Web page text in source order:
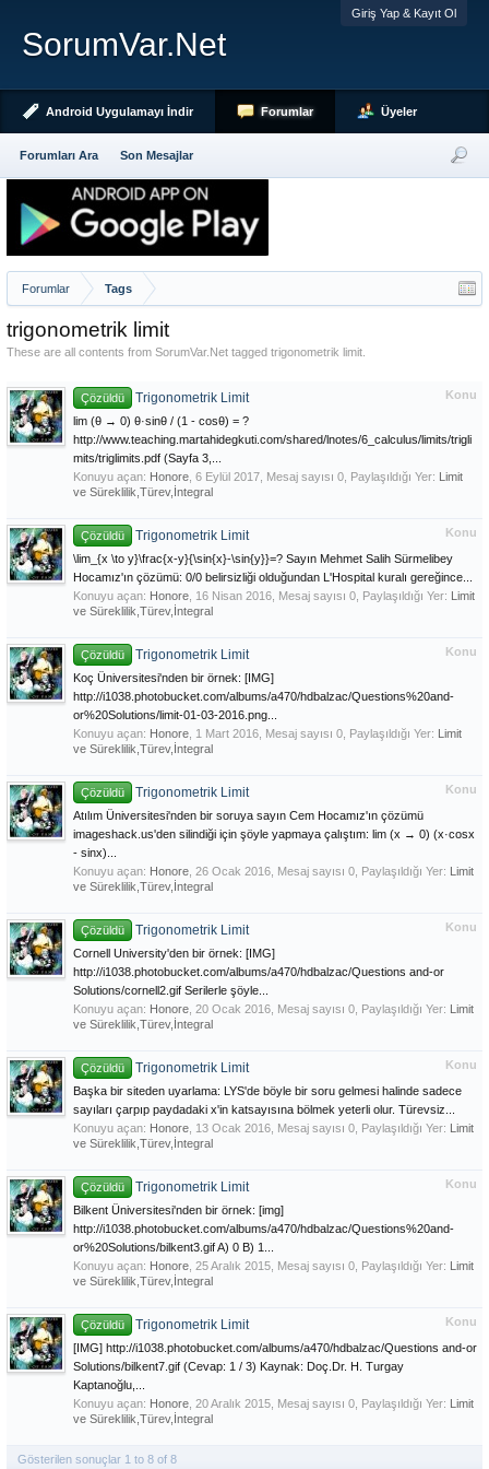
Giriş Yap & Kayıt Ol
Forumlar Tags
trigonometrik limit
These are all contents from SorumVar.Net tagged trigonometrik limit.
Konu
Çözüldü Trigonometrik Limit
lim (θ → 0) θ·sinθ / (1 - cosθ) = ?
http://www.teaching.martahidegkuti.com/shared/lnotes/6_calculus/limits/trigli
mits/triglimits.pdf (Sayfa 3,...
Konuyu açan: Honore 6 Eylül 2017 , Mesaj sayısı 0, Paylaşıldığı Yer: Limit
ve Süreklilik,Türev,İntegral
Konu
Çözüldü Trigonometrik Limit
\lim_{x \to y}\frac{x-y}{\sin{x}-\sin{y}}=? Sayın Mehmet Salih Sürmelibey
Hocamız'ın çözümü: 0/0 belirsizliği olduğundan L'Hospital kuralı gereğince...
Konuyu açan: Honore 16 Nisan 2016 , Mesaj sayısı 0, Paylaşıldığı Yer: Limit
ve Süreklilik,Türev,İntegral
Konu
Çözüldü Trigonometrik Limit
Koç Üniversitesi'nden bir örnek: [IMG]
http://i1038.photobucket.com/albums/a470/hdbalzac/Questions%20and-
or%20Solutions/limit-01-03-2016.png...
Konuyu açan: Honore 1 Mart 2016 , Mesaj sayısı 0, Paylaşıldığı Yer: Limit
ve Süreklilik,Türev,İntegral
Konu
Çözüldü Trigonometrik Limit
Atılım Üniversitesi'nden bir soruya sayın Cem Hocamız'ın çözümü
imageshack.us'den silindiği için şöyle yapmaya çalıştım: lim (x → 0) (x·cosx
- sinx)...
Konuyu açan: Honore 26 Ocak 2016 , Mesaj sayısı 0, Paylaşıldığı Yer: Limit
ve Süreklilik,Türev,İntegral
Konu
Çözüldü Trigonometrik Limit
Cornell University'den bir örnek: [IMG]
http://i1038.photobucket.com/albums/a470/hdbalzac/Questions and-or
Solutions/cornell2.gif Serilerle şöyle...
Konuyu açan: Honore 20 Ocak 2016 , Mesaj sayısı 0, Paylaşıldığı Yer: Limit
ve Süreklilik,Türev,İntegral
Konu
Çözüldü Trigonometrik Limit
Başka bir siteden uyarlama: LYS'de böyle bir soru gelmesi halinde sadece
sayıları çarpıp paydadaki x'in katsayısına bölmek yeterli olur. Türevsiz...
Konuyu açan: Honore 13 Ocak 2016 , Mesaj sayısı 0, Paylaşıldığı Yer: Limit
ve Süreklilik,Türev,İntegral
Konu
Çözüldü Trigonometrik Limit
Bilkent Üniversitesi'nden bir örnek: [img]
http://i1038.photobucket.com/albums/a470/hdbalzac/Questions%20and-
or%20Solutions/bilkent3.gif A) 0 B) 1...
Konuyu açan: Honore 25 Aralık 2015 , Mesaj sayısı 0, Paylaşıldığı Yer: Limit
ve Süreklilik,Türev,İntegral
Konu
Çözüldü Trigonometrik Limit
[IMG] http://i1038.photobucket.com/albums/a470/hdbalzac/Questions and-or
Solutions/bilkent7.gif (Cevap: 1 / 3) Kaynak: Doç.Dr. H. Turgay
Kaptanoğlu,...
Konuyu açan: Honore 20 Aralık 2015 , Mesaj sayısı 0, Paylaşıldığı Yer: Limit
ve Süreklilik,Türev,İntegral
Gösterilen sonuçlar 1 to 8 of 8
SorumVar.Net
Android Uygulamayı İndir Forumlar
Forumları Ara Son Mesajlar
Üyeler